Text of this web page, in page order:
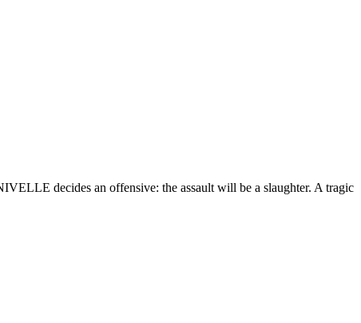
decides an offensive: the assault will be a slaughter. A tragic